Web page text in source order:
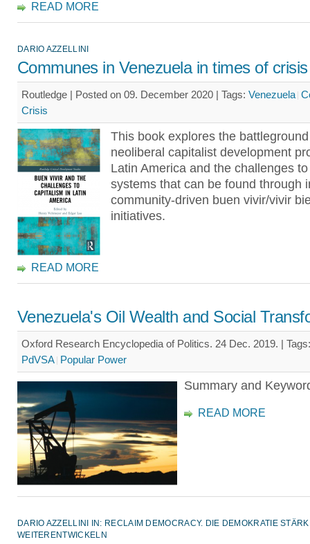
READ MORE
DARIO AZZELLINI
Communes in Venezuela in times of crisis
Routledge | Posted on 09. December 2020 | Tags: Venezuela
Crisis
This book explores the
neoliberal capitalist development
Latin America and the challenges
systems that can be found through
community-driven buen vivir/vivir
initiatives.
READ MORE
Venezuela's Oil Wealth and Social
Oxford Research Encyclopedia of Politics. 24 Dec. 2019. |
PdVSA Popular Power
Summary and
READ MORE
DARIO AZZELLINI IN: RECLAIM DEMOCRACY. DIE DEMOKRATIE
WEITERENTWICKELN